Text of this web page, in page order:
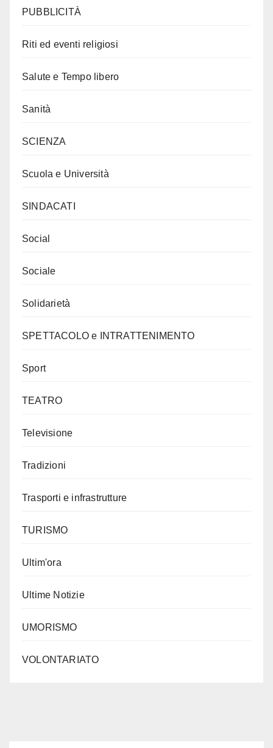
PUBBLICITÀ
Riti ed eventi religiosi
Salute e Tempo libero
Sanità
SCIENZA
Scuola e Università
SINDACATI
Social
Sociale
Solidarietà
SPETTACOLO e INTRATTENIMENTO
Sport
TEATRO
Televisione
Tradizioni
Trasporti e infrastrutture
TURISMO
Ultim'ora
Ultime Notizie
UMORISMO
VOLONTARIATO